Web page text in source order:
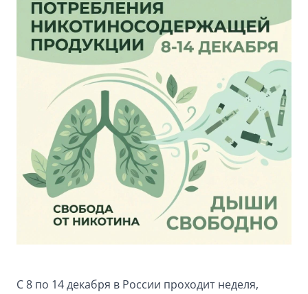
С 8 по 14 декабря в России проходит неделя,